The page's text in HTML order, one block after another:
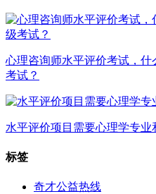
心理咨询师水平评价考试，
考试？
水平评价项目需要心理学专业
标签
奇才公益热线